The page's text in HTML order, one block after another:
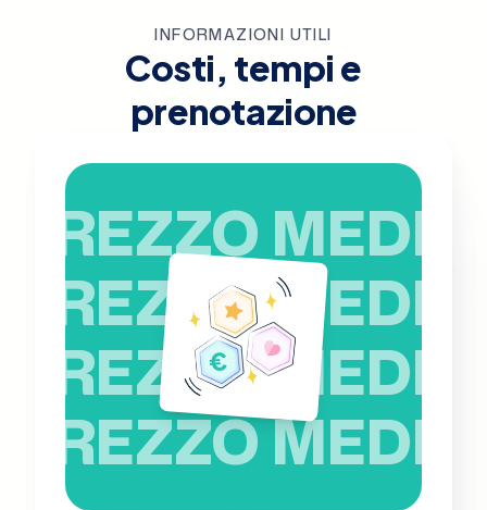
INFORMAZIONI UTILI
Costi, tempi e
prenotazione
PREZZO MEDIO
PREZZO MEDIO
PREZZO MEDIO
PREZZO MEDIO